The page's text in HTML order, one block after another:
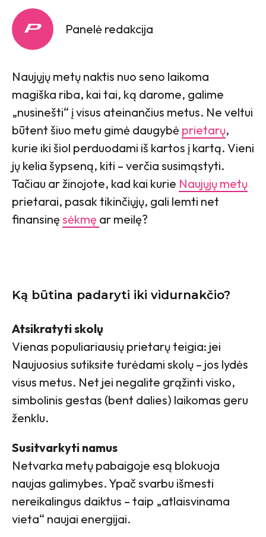
Panelė redakcija
Naujųjų metų naktis nuo seno laikoma
magiška riba, kai tai, ką darome, galime
„nusinešti“ į visus ateinančius metus. Ne veltui
būtent šiuo metu gimė daugybė prietarų,
kurie iki šiol perduodami iš kartos į kartą. Vieni
jų kelia šypseną, kiti – verčia susimąstyti.
Tačiau ar žinojote, kad kai kurie Naujųjų metų
prietarai, pasak tikinčiųjų, gali lemti net
finansinę sėkmę ar meilę?
Ką būtina padaryti iki vidurnakčio?
Atsikratyti skolų
Vienas populiariausių prietarų teigia: jei
Naujuosius sutiksite turėdami skolų – jos lydės
visus metus. Net jei negalite grąžinti visko,
simbolinis gestas (bent dalies) laikomas geru
ženklu.
Susitvarkyti namus
Netvarka metų pabaigoje esą blokuoja
naujas galimybes. Ypač svarbu išmesti
nereikalingus daiktus – taip „atlaisvinama
vieta“ naujai energijai.